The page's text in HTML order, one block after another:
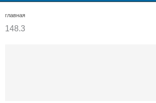
главная
148.3